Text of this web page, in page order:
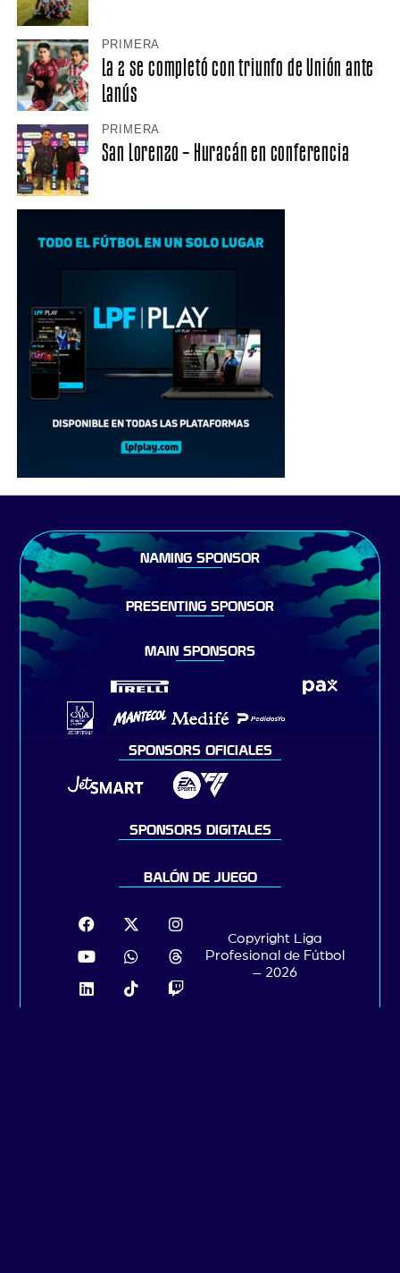
PRIMERA
La 2 se completó con triunfo de Unión ante
Lanús
PRIMERA
San Lorenzo – Huracán en conferencia
NAMING SPONSOR
PRESENTING SPONSOR
MAIN SPONSORS
SPONSORS OFICIALES
SPONSORS DIGITALES
BALÓN DE JUEGO
Copyright Liga
Profesional de Fútbol
– 2026